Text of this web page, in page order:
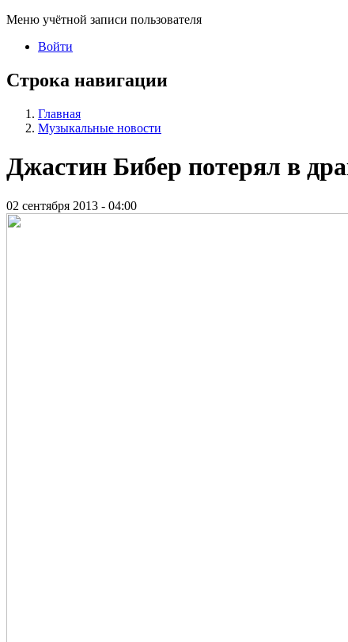
Меню учётной записи пользователя
Войти
Строка навигации
Главная
Музыкальные новости
Джастин Бибер потерял в
02 сентября 2013 - 04:00